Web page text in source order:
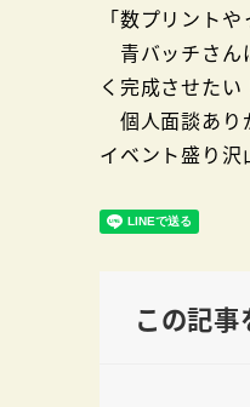
「数プリント
青バッチさん
く完成させたい
個人面談あり
イベント盛り沢
この記事